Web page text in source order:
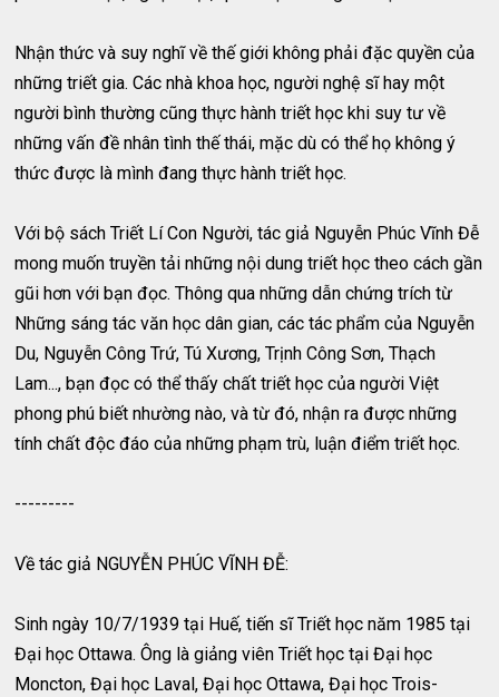
Nhận thức và suy nghĩ về thế giới không phải đặc quyền của
những triết gia. Các nhà khoa học, người nghệ sĩ hay một
người bình thường cũng thực hành triết học khi suy tư về
những vấn đề nhân tình thế thái, mặc dù có thể họ không ý
thức được là mình đang thực hành triết học.
Với bộ sách Triết Lí Con Người, tác giả Nguyễn Phúc Vĩnh Đễ
mong muốn truyền tải những nội dung triết học theo cách gần
gũi hơn với bạn đọc. Thông qua những dẫn chứng trích từ
Những sáng tác văn học dân gian, các tác phẩm của Nguyễn
Du, Nguyễn Công Trứ, Tú Xương, Trịnh Công Sơn, Thạch
Lam..., bạn đọc có thể thấy chất triết học của người Việt
phong phú biết nhường nào, và từ đó, nhận ra được những
tính chất độc đáo của những phạm trù, luận điểm triết học.
---------
Về tác giả NGUYỄN PHÚC VĨNH ĐỄ:
Sinh ngày 10/7/1939 tại Huế, tiến sĩ Triết học năm 1985 tại
Đại học Ottawa. Ông là giảng viên Triết học tại Đại học
Moncton, Đại học Laval, Đại học Ottawa, Đại học Trois-